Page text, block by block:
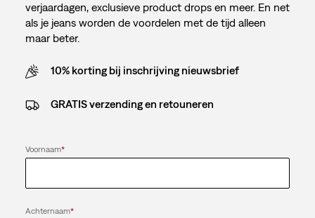
verjaardagen, exclusieve product drops en meer. En net
als je jeans worden de voordelen met de tijd alleen
maar beter.
10% korting bij inschrijving nieuwsbrief
GRATIS verzending en retouneren
Voornaam*
Achternaam*